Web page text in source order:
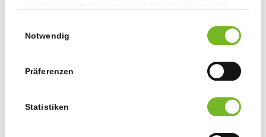
gesammelt haben.
Notwendig
Präferenzen
Statistiken